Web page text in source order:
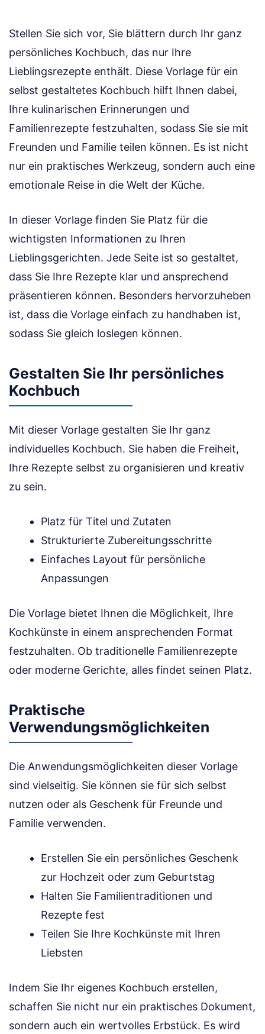
Stellen Sie sich vor, Sie blättern durch Ihr ganz
persönliches Kochbuch, das nur Ihre
Lieblingsrezepte enthält. Diese Vorlage für ein
selbst gestaltetes Kochbuch hilft Ihnen dabei,
Ihre kulinarischen Erinnerungen und
Familienrezepte festzuhalten, sodass Sie sie mit
Freunden und Familie teilen können. Es ist nicht
nur ein praktisches Werkzeug, sondern auch eine
emotionale Reise in die Welt der Küche.
In dieser Vorlage finden Sie Platz für die
wichtigsten Informationen zu Ihren
Lieblingsgerichten. Jede Seite ist so gestaltet,
dass Sie Ihre Rezepte klar und ansprechend
präsentieren können. Besonders hervorzuheben
ist, dass die Vorlage einfach zu handhaben ist,
sodass Sie gleich loslegen können.
Gestalten Sie Ihr persönliches
Kochbuch
Mit dieser Vorlage gestalten Sie Ihr ganz
individuelles Kochbuch. Sie haben die Freiheit,
Ihre Rezepte selbst zu organisieren und kreativ
zu sein.
Platz für Titel und Zutaten
Strukturierte Zubereitungsschritte
Einfaches Layout für persönliche
Anpassungen
Die Vorlage bietet Ihnen die Möglichkeit, Ihre
Kochkünste in einem ansprechenden Format
festzuhalten. Ob traditionelle Familienrezepte
oder moderne Gerichte, alles findet seinen Platz.
Praktische
Verwendungsmöglichkeiten
Die Anwendungsmöglichkeiten dieser Vorlage
sind vielseitig. Sie können sie für sich selbst
nutzen oder als Geschenk für Freunde und
Familie verwenden.
Erstellen Sie ein persönliches Geschenk
zur Hochzeit oder zum Geburtstag
Halten Sie Familientraditionen und
Rezepte fest
Teilen Sie Ihre Kochkünste mit Ihren
Liebsten
Indem Sie Ihr eigenes Kochbuch erstellen,
schaffen Sie nicht nur ein praktisches Dokument,
sondern auch ein wertvolles Erbstück. Es wird